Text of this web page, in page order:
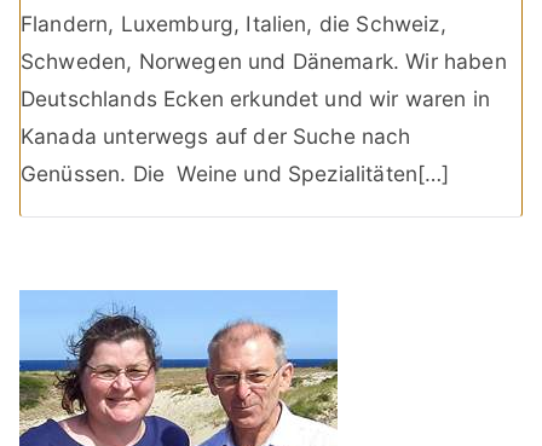
Flandern, Luxemburg, Italien, die Schweiz,
Schweden, Norwegen und Dänemark. Wir haben
Deutschlands Ecken erkundet und wir waren in
Kanada unterwegs auf der Suche nach
Genüssen. Die Weine und Spezialitäten[…]